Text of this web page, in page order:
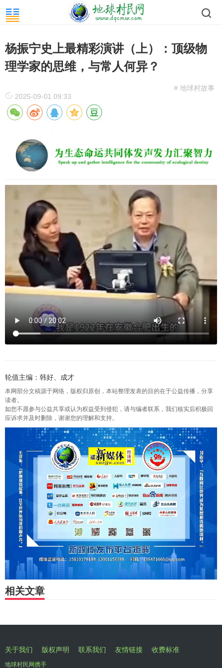
杨振宁史上最精彩演讲（上）：顶级物
理学家的思维，与常人何异？
# 地球村故事
2025-09-01 09:33
轮值主编：韩好、成才
本网部分文稿源于网络，版权归原创，本站整理发表的目的在于公益传播，分享
读者。
如您不愿参与公益共享或认为权益受到侵犯，请与编者联系，我们核实后积极回
应诉求并及时删除，谢谢您的理解和支持。
相关文章
关于我们 版权声明 联系我们 友情链接 收费标准
地球村民网携手